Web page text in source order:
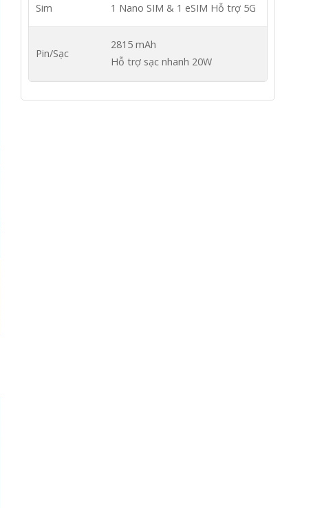
Sim 1 Nano SIM & 1 eSIM Hỗ trợ 5G
Pin/Sạc
2815 mAh
Hỗ trợ sạc nhanh 20W